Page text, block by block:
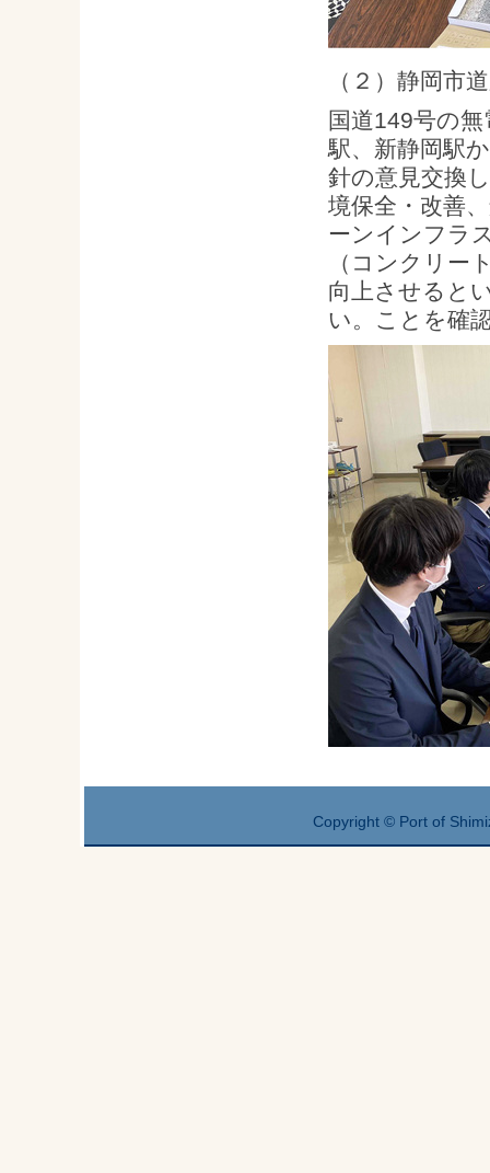
（２）静岡市
国道149号の
駅、新静岡駅
針の意見交換
境保全・改善
ーンインフラ
（コンクリー
向上させると
い。ことを確
Copyright © Port of